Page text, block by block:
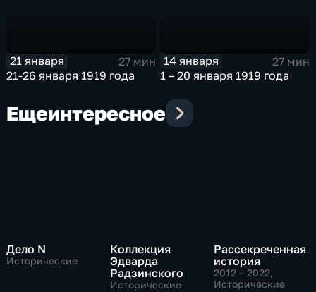
21 января
27 мин
21-26 января 1919 года
14 января
27 мин
1 – 20 января 1919 года
Ещеинтересное
Дело N
Исторические
Коллекция
Эдварда
Радзинского
Исторические
Рассекреченная
история
2012 – 2022,
Исторические